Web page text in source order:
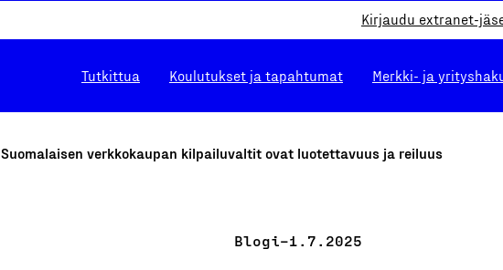
Kirjaudu extranet-
Tutkittua Koulutukset ja tapahtumat Merkki- ja
Suomalaisen verkkokaupan kilpailuvaltit ovat luotettavuus ja reiluus
Blogi–1.7.2025